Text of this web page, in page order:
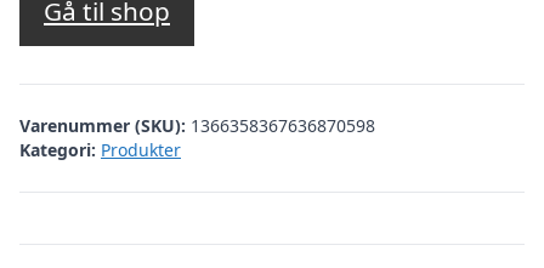
Gå til shop
Varenummer (SKU): 1366358367636870598
Kategori: Produkter